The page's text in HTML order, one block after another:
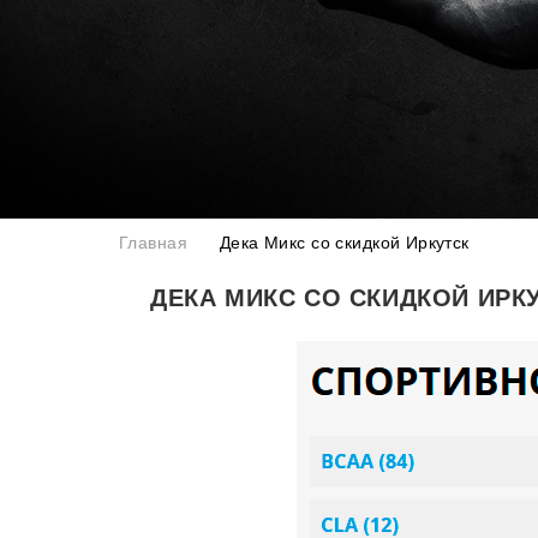
Главная Дека Микс со скидкой Иркутск
ДЕКА МИКС СО СКИДКОЙ